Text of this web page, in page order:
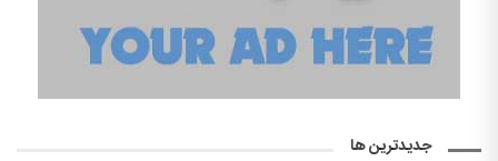
جدیدترین ها